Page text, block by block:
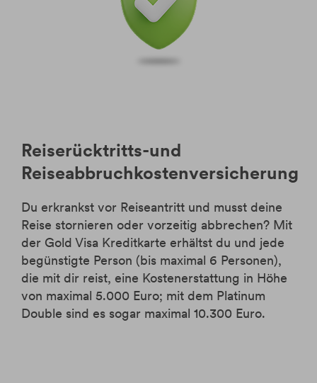
Reiserücktritts-und
Reiseabbruchkostenversicherung
Du erkrankst vor Reiseantritt und musst deine
Reise stornieren oder vorzeitig abbrechen? Mit
der Gold Visa Kreditkarte erhältst du und jede
begünstigte Person (bis maximal 6 Personen),
die mit dir reist, eine Kostenerstattung in Höhe
von maximal 5.000 Euro; mit dem Platinum
Double sind es sogar maximal 10.300 Euro.